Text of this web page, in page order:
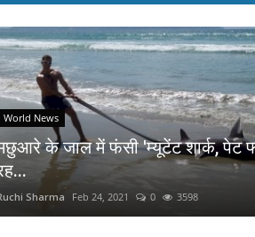
World News
के जाल में फंसी 'म्यूटेंट शार्क, पेट
Sharma Feb 24, 2021 0 3598